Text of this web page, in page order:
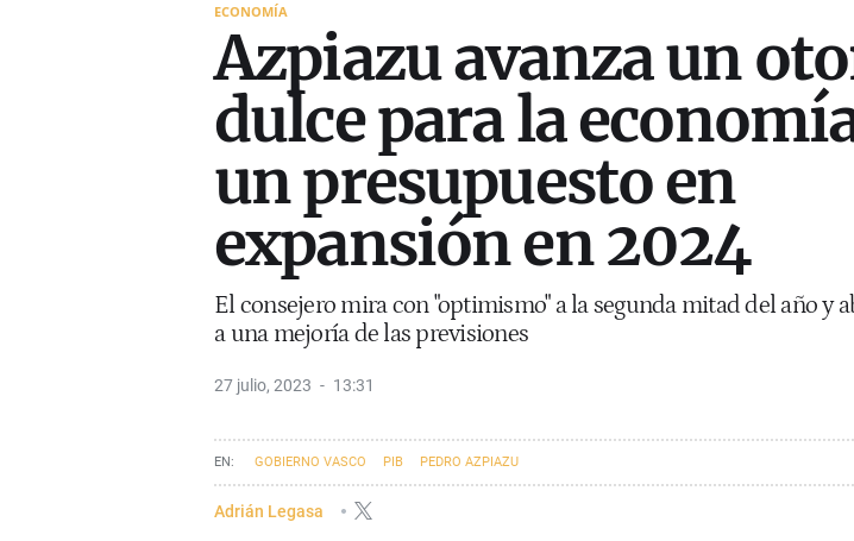
ECONOMÍA
Azpiazu avanza un
dulce para la
un presupuesto en
expansión en 2024
El consejero mira con "optimismo" a la segunda mitad del año y
a una mejoría de las previsiones
27 julio, 2023 13:31
GOBIERNO VASCO PIB PEDRO AZPIAZU
Adrián Legasa